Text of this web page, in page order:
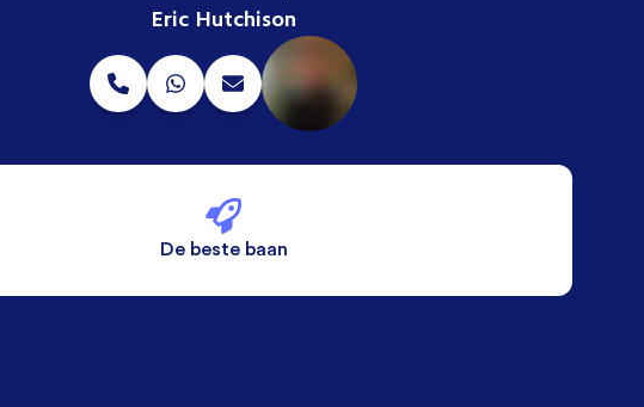
Eric Hutchison
De beste baan